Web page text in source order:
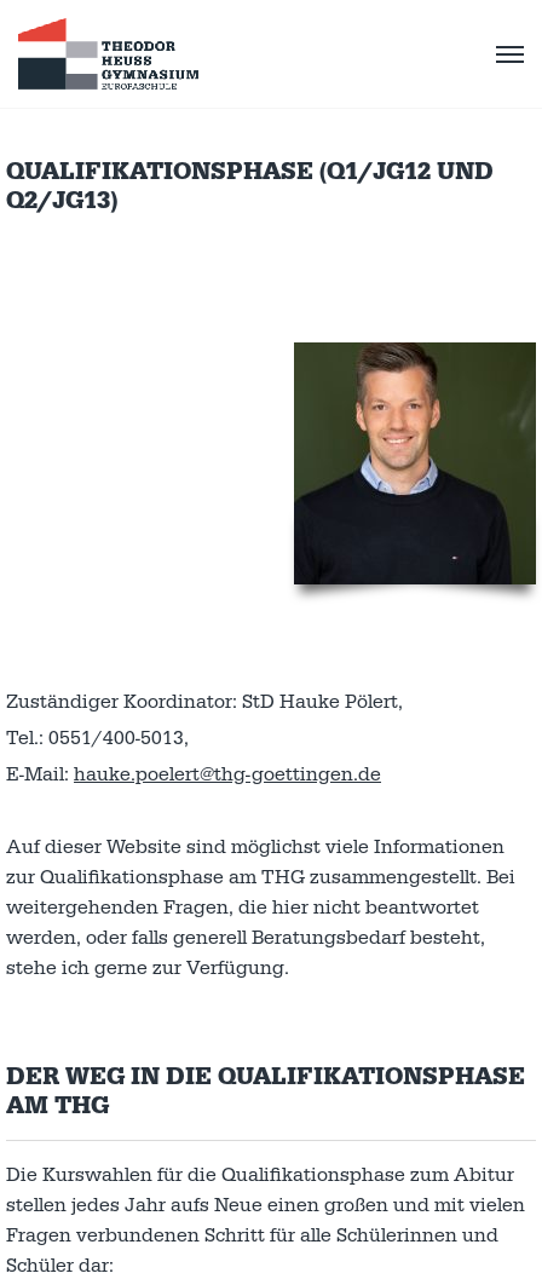
QUALIFIKATIONSPHASE (Q1/JG12 UND
Q2/JG13)
Zuständiger Koordinator: StD Hauke Pölert,
Tel.: 0551/400-5013,
E-Mail: hauke.poelert@thg-goettingen.de
Auf dieser Website sind möglichst viele Informationen
zur Qualifikationsphase am THG zusammengestellt. Bei
weitergehenden Fragen, die hier nicht beantwortet
werden, oder falls generell Beratungsbedarf besteht,
stehe ich gerne zur Verfügung.
DER WEG IN DIE QUALIFIKATIONSPHASE
AM THG
Die Kurswahlen für die Qualifikationsphase zum Abitur
stellen jedes Jahr aufs Neue einen großen und mit vielen
Fragen verbundenen Schritt für alle Schülerinnen und
Schüler dar: